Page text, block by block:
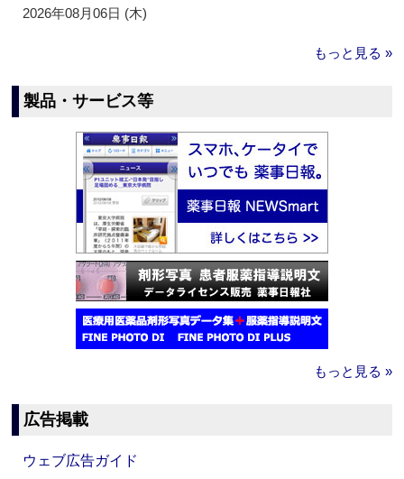
2026年08月06日 (木)
もっと見る »
製品・サービス等
もっと見る »
広告掲載
ウェブ広告ガイド